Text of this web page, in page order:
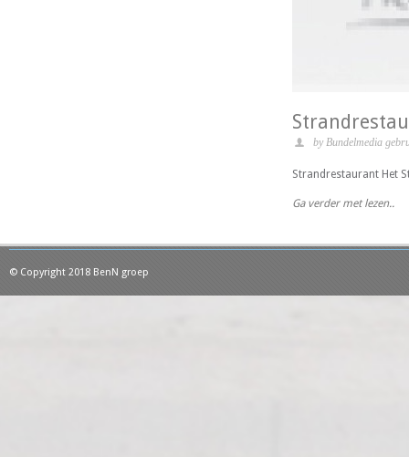
by Bundelmedia
Strandrestaurant Het
Ga verder met lezen..
© Copyright 2018 BenN groep